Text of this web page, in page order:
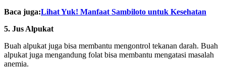
Baca juga:Lihat Yuk! Manfaat Sambiloto untuk Kesehatan
5. Jus Alpukat
Buah alpukat juga bisa membantu mengontrol tekanan darah. Buah
alpukat juga mengandung folat bisa membantu mengatasi masalah
anemia.